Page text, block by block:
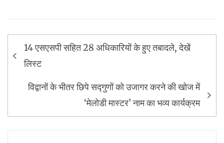
Post
navigation
14 एसएसपी सहित 28 अधिकारियों के हुए तबादले, देखें
लिस्ट
विद्वानों के भीतर छिपे सद्गुणों को उजागर करने की खोज में
‘मेलोडी मास्टर’ नाम का भव्य कार्यक्रम